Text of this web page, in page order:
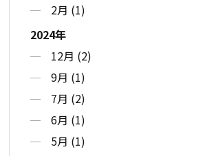
2月 (1)
2024年
12月 (2)
9月 (1)
7月 (2)
6月 (1)
5月 (1)